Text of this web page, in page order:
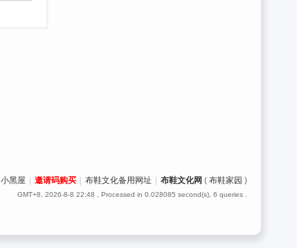
小黑屋 | 邀请码购买 | 布鞋文化备用网址 | 布鞋文化网 ( 布鞋家园 )
GMT+8, 2026-8-8 22:48 , Processed in 0.028085 second(s), 6 queries .